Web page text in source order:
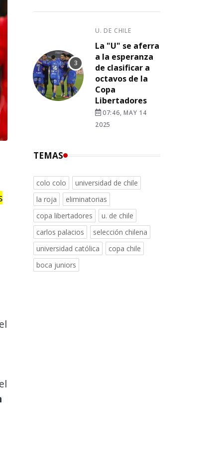
U. DE CHILE
La "U" se aferra
a la esperanza
de clasificar a
octavos de la
Copa
Libertadores
07:46, MAY 14
2025
TEMAS
colo colo
universidad de chile
la roja
eliminatorias
copa libertadores
u. de chile
carlos palacios
selección chilena
universidad católica
copa chile
boca juniors